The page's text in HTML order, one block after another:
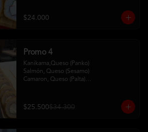
$24.000
Promo 4
Kanikama,Queso (Panko)
Salmón, Queso (Sesamo)
Camaron, Queso (Palta)
$25.500$34.300